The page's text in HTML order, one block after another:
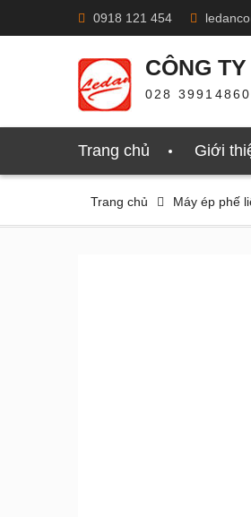
0918 121 454
CÔNG
028
Trang chủ Giới
Trang chủ Máy ép phế